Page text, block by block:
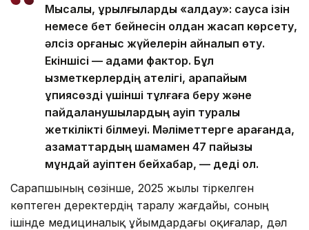
Мысалы, құрылғыларды «алдау»: саусақ ізін
немесе бет бейнесін қолдан жасап көрсету,
әлсіз қорғаныс жүйелерін айналып өту.
Екіншісі — адами фактор. Бұл
қызметкерлердің қателігі, қарапайым
құпиясөзді үшінші тұлғаға беру және
пайдаланушылардың қауіп туралы
жеткілікті білмеуі. Мәліметтерге қарағанда,
азаматтардың шамамен 47 пайызы
мұндай қауіптен бейхабар, — деді ол.
Сарапшының сөзінше, 2025 жылы тіркелген
көптеген деректердің таралу жағдайы, соның
ішінде медициналық ұйымдардағы оқиғалар, дәл